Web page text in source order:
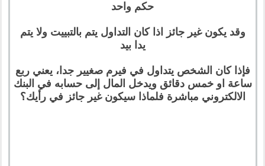
حكم واحد
وقد يكون غير جائز اذا كان التداول يتم بالتبييت ولا يتم
يدا بيد
فإذا كان الشخص يتداول في فيرم صغيير جدا، يعني ربع
ساعة او خمس دقائق ويدخل المال إلى حسابه في البنك
الالكتروني مباشرة فلماذا سيكون غير جائز في رأيك؟